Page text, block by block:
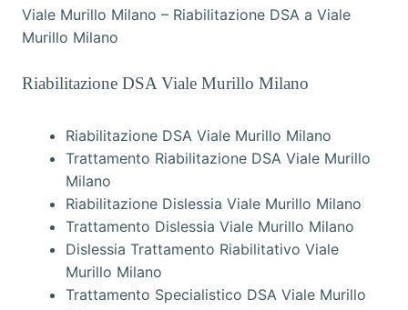
Viale Murillo Milano – Riabilitazione DSA a Viale
Murillo Milano
Riabilitazione DSA Viale Murillo Milano
Riabilitazione DSA Viale Murillo Milano
Trattamento Riabilitazione DSA Viale Murillo
Milano
Riabilitazione Dislessia Viale Murillo Milano
Trattamento Dislessia Viale Murillo Milano
Dislessia Trattamento Riabilitativo Viale
Murillo Milano
Trattamento Specialistico DSA Viale Murillo